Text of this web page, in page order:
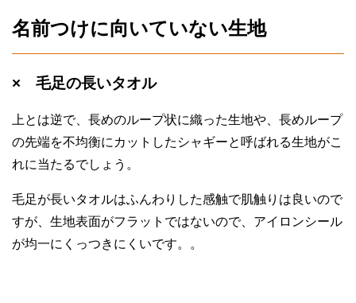
名前つけに向いていない生地
× 毛足の長いタオル
上とは逆で、長めのループ状に織った生地や、長めループ
の先端を不均衡にカットしたシャギーと呼ばれる生地がこ
れに当たるでしょう。
毛足が長いタオルはふんわりした感触で肌触りは良いので
すが、生地表面がフラットではないので、アイロンシール
が均一にくっつきにくいです。。